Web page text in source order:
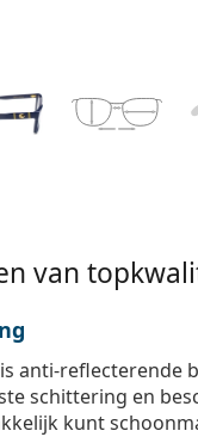
van
anti-reflecterende
schittering en
kunt